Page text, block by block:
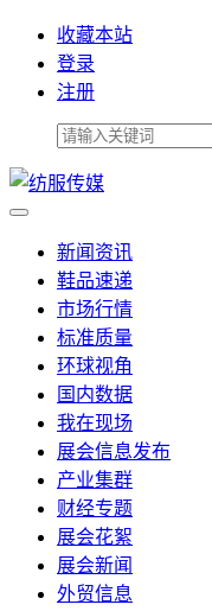
收藏本站
登录
注册
新闻资讯
鞋品速递
市场行情
标准质量
环球视角
国内数据
我在现场
展会信息发布
产业集群
财经专题
展会花絮
展会新闻
外贸信息